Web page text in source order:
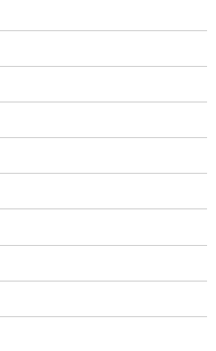
ーアイテム、にゃんコンボはくに
シー、カンカン、パーフェクト、
ィーテ、ムギワラというなかな
城に引き付けて対峙していて、
て前線をキープしています。敵
もう負けはないですね。